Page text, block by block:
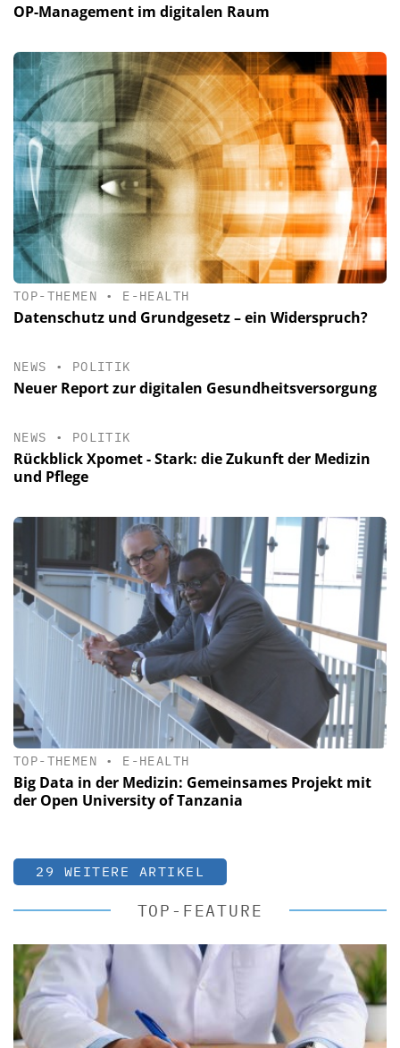
OP-Management im digitalen Raum
TOP-THEMEN • E-HEALTH
Datenschutz und Grundgesetz – ein Widerspruch?
NEWS • POLITIK
Neuer Report zur digitalen Gesundheitsversorgung
NEWS • POLITIK
Rückblick Xpomet - Stark: die Zukunft der Medizin
und Pflege
TOP-THEMEN • E-HEALTH
Big Data in der Medizin: Gemeinsames Projekt mit
der Open University of Tanzania
29 WEITERE ARTIKEL
TOP-FEATURE